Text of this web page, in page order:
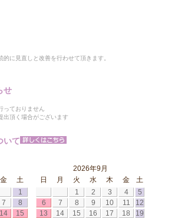
に見直しと改善を行わせて頂きます。
せ
っておりません
出頂く場合がございます
いて
金
土
1
7
8
14
15
2026年9月
日
月 火 水 木 金
土
1
2 3 4
5
6
7 8 9 10 11
12
13
14 15 16 17 18
19